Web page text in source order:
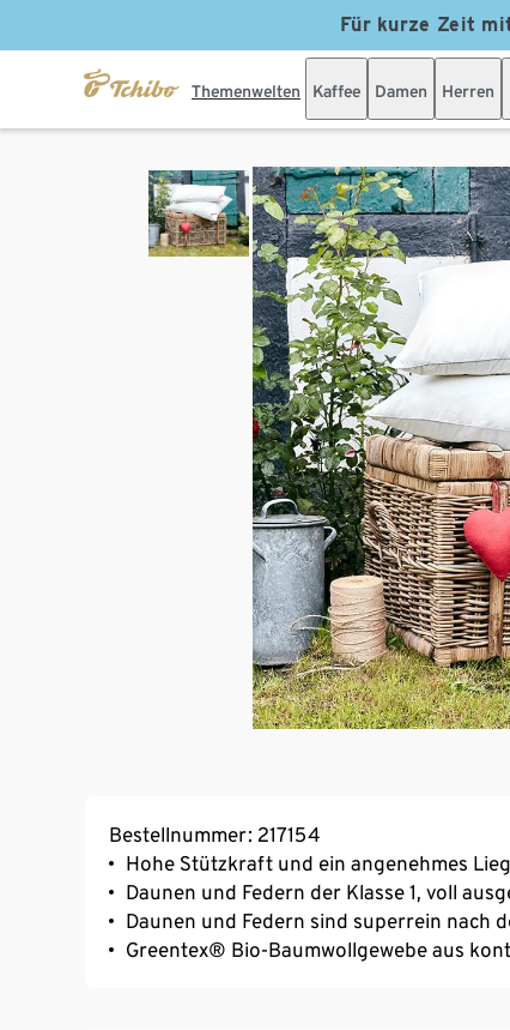
Für kurze Zeit
Themenwelten Kaffee Damen Herren
Bestellnummer: 217154
Hohe Stützkraft und ein angenehmes
Daunen und Federn der Klasse 1, voll
Daunen und Federn sind superrein nach
Greentex® Bio-Baumwollgewebe aus